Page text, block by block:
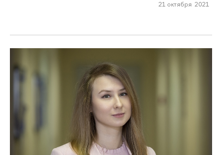
21 октября 2021